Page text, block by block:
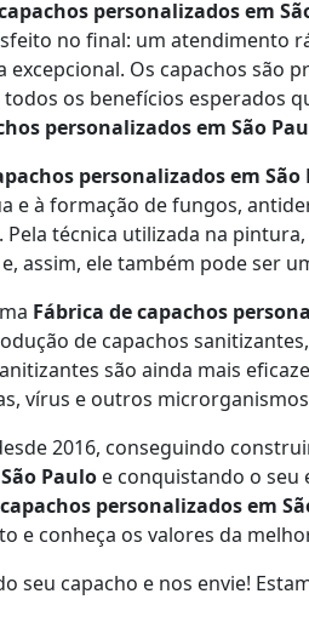
personalizados em
no final: um atendimento
Os capachos são
os benefícios esperados
personalizados em São
personalizados em São
e à formação de fungos,
técnica utilizada na
assim, ele também pode ser
Fábrica de capachos
de capachos
são ainda mais
vírus e outros
2016, conseguindo
Paulo e conquistando o seu
personalizados em
e conheça os valores da
seu capacho e nos envie!